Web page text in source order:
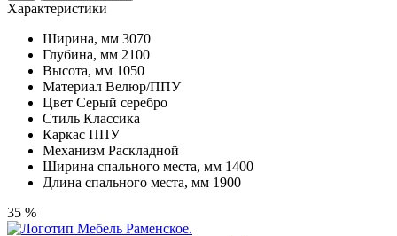
Характеристики
Ширина, мм 3070
Глубина, мм 2100
Высота, мм 1050
Материал Велюр/ППУ
Цвет Серый серебро
Стиль Классика
Каркас ППУ
Механизм Раскладной
Ширина спального места, мм 1400
Длина спального места, мм 1900
35 %